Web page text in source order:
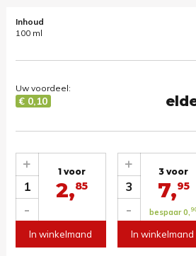
Inhoud
100 ml
Uw voordeel:
€ 0,10
1
-
+ 1 voor
2,85
In winkelmand
3
-
+ 3 voor
7,95
bespaar 0,
In winkelmand